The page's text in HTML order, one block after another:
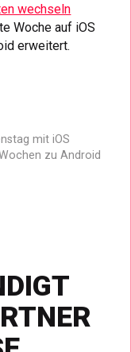
wechseln
Woche auf iOS
erweitert.
mit iOS
zu Android